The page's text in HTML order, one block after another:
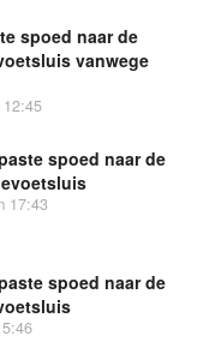
spoed naar de
vanwege
12:45
spoed naar de
17:43
spoed naar de